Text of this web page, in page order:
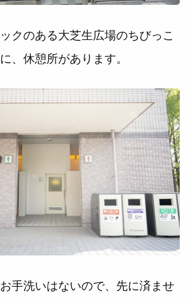
クのある大芝生広場のちびっこ
、休憩所があります。
手洗いはないので、先に済ませ